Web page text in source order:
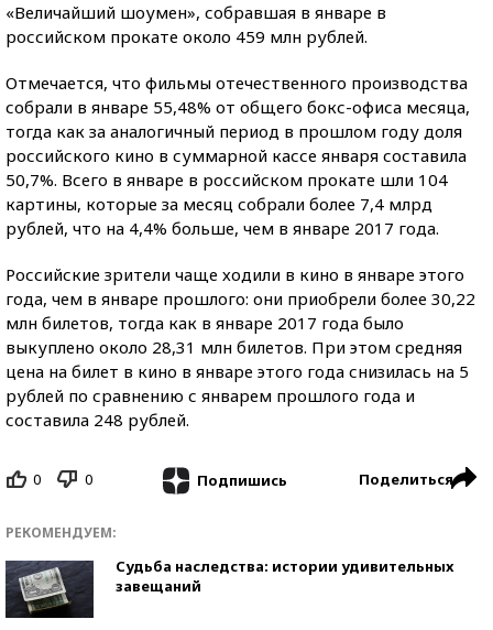
«Величайший шоумен», собравшая в январе в
российском прокате около 459 млн рублей.
Отмечается, что фильмы отечественного производства
собрали в январе 55,48% от общего бокс-офиса месяца,
тогда как за аналогичный период в прошлом году доля
российского кино в суммарной кассе января составила
50,7%. Всего в январе в российском прокате шли 104
картины, которые за месяц собрали более 7,4 млрд
рублей, что на 4,4% больше, чем в январе 2017 года.
Российские зрители чаще ходили в кино в январе этого
года, чем в январе прошлого: они приобрели более 30,22
млн билетов, тогда как в январе 2017 года было
выкуплено около 28,31 млн билетов. При этом средняя
цена на билет в кино в январе этого года снизилась на 5
рублей по сравнению с январем прошлого года и
составила 248 рублей.
0 0 Подпишись Поделиться
РЕКОМЕНДУЕМ:
Судьба наследства: истории удивительных
завещаний